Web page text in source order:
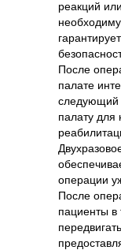
реакций
После
палате
следующий
палату для
операции
После
пациенты в
Наши